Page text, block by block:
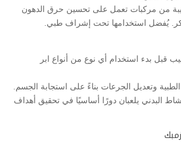
من مركبات تعمل على تحسين حرق الدهون
يُفضل استخدامها تحت إشراف طبي.
قبل بدء استخدام أي نوع من أنواع ابر
البدني يلعبان دورًا أساسيًا في تحقيق أهداف